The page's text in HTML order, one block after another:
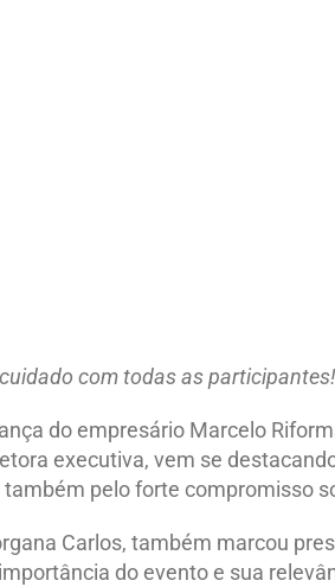
com todas as
do empresário Marcelo
executiva, vem se
pelo forte compromisso
Carlos, também marcou
do evento e sua